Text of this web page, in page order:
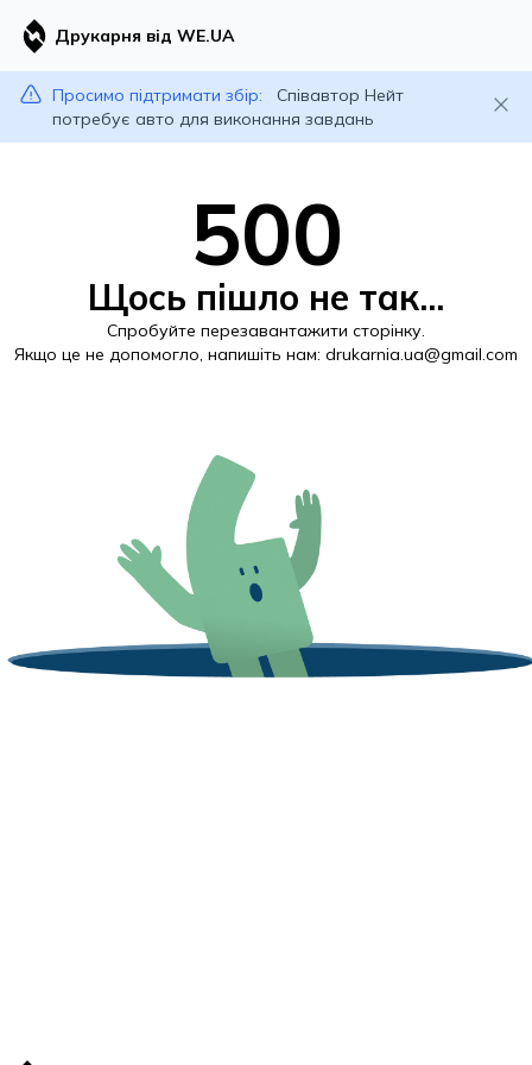
Друкарня від WE.UA
Просимо підтримати збір:
Співавтор Нейт
потребує авто для виконання завдань
500
Щось пішло не так...
Спробуйте перезавантажити сторінку.
Якщо це не допомогло, напишіть нам: drukarnia.ua@gmail.com